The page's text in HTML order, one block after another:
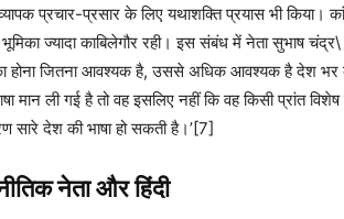
प्रचार-प्रसार के लिए यथाशक्ति प्रयास भी किया।
ज्यादा काबिलेगौर रही। इस संबंध में नेता सुभाष
होना जितना आवश्यक है, उससे अधिक आवश्यक है देश
मान ली गई है तो वह इसलिए नहीं कि वह किसी प्रांत
सारे देश की भाषा हो सकती है।’[7]
नेता और हिंदी